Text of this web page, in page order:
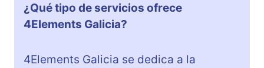
¿Qué tipo de servicios ofrece
4Elements Galicia?
4Elements Galicia se dedica a la